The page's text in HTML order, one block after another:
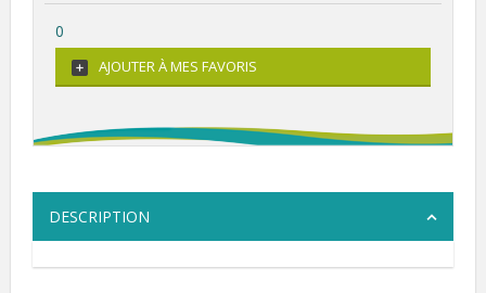
0
AJOUTER À MES FAVORIS
DESCRIPTION